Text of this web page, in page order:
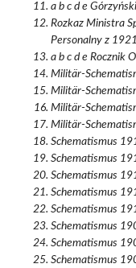
a b c d e
Rozkaz Ministra
Personalny z
a b c d e Rocznik
Militär-
Militär-
Militär-
Militär-
Schematismus
Schematismus
Schematismus
Schematismus
Schematismus
Schematismus
Schematismus
Schematismus